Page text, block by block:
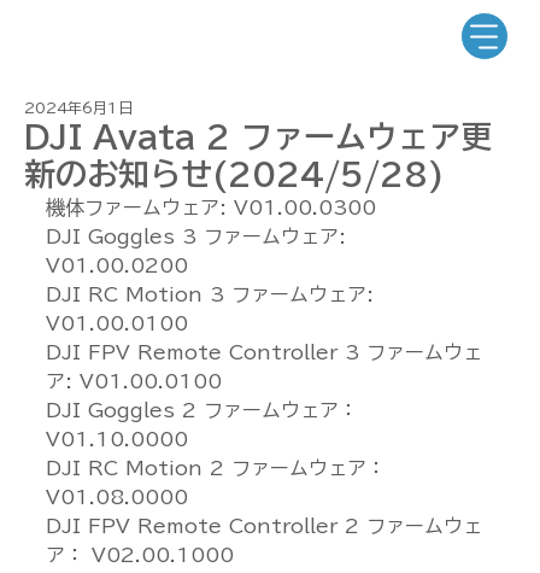
DJI Avata 2 ファームウェア更
新のお知らせ(2024/5/28)
2024年6月1日
機体ファームウェア: V01.00.0300
DJI Goggles 3 ファームウェア:
V01.00.0200
DJI RC Motion 3 ファームウェア:
V01.00.0100
DJI FPV Remote Controller 3 ファームウェ
ア: V01.00.0100
DJI Goggles 2 ファームウェア：
V01.10.0000
DJI RC Motion 2 ファームウェア：
V01.08.0000
DJI FPV Remote Controller 2 ファームウェ
ア： V02.00.1000